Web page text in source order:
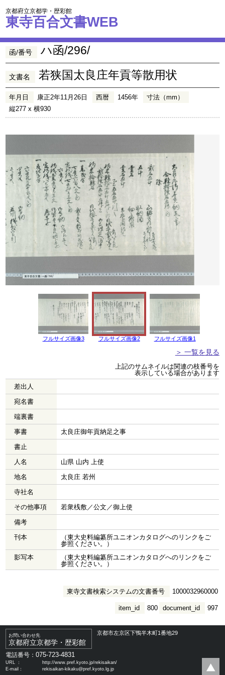
京都府立京都学・歴彩館
東寺百合文書WEB
函/番号 ハ函/296/
文書名 若狭国太良庄年貢等散用状
年月日 康正2年11月26日 西暦 1456年
寸法（mm）
縦277 x 横930
フルサイズ画像3 フルサイズ画像2 フルサイズ画像1
＞ 一覧を見る
上記のサムネイルは関連の枝番号を
表示している場合があります
差出人
宛名書
端裏書
事書
太良庄御年貢納足之事
書止
人名
山県 山内 上使
地名
太良庄 若州
寺社名
その他事項
若衆桟敷／公文／御上使
備考
刊本
（東大史料編纂所ユニオンカタログへのリンクをご
参照ください。）
影写本
（東大史料編纂所ユニオンカタログへのリンクをご
参照ください。）
東寺文書検索システムの文書番号 1000032960000
document_id 997
item_id 800
お問い合わせ先
京都府立京都学・歴彩館
京都市左京区下鴨半木町1番地29
電話番号：075-723-4831
URL ：
http://www.pref.kyoto.jp/rekisaikan/
E-mail：
rekisaikan-kikaku@pref.kyoto.lg.jp